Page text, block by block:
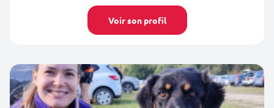
Voir son profil